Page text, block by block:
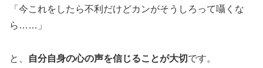
「今これをしたら不利だけどカンがそうしろって囁くな
ら……」
と、 自分自身の心の声を信じることが大切 です。